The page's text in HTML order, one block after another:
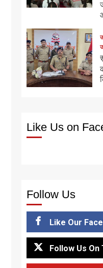
Like Us on
Follow Us
Like Our
Follow Us